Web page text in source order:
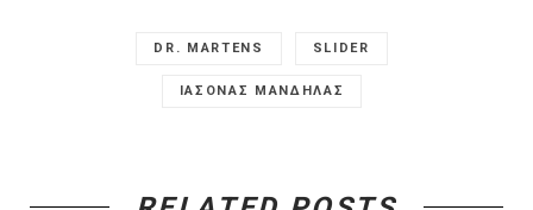
DR. MARTENS SLIDER
ΙΑΣΟΝΑΣ ΜΑΝΔΗΛΑΣ